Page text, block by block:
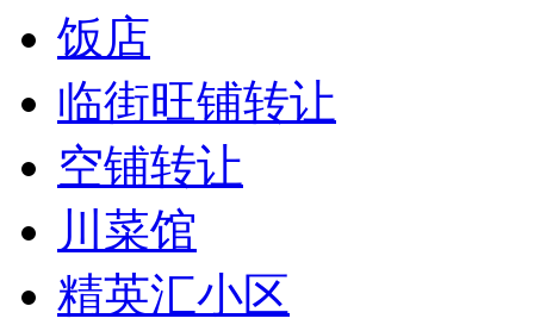
饭店
临街旺铺转让
空铺转让
川菜馆
精英汇小区